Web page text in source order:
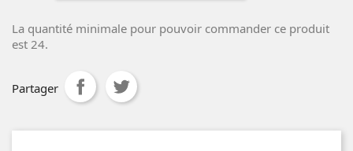
La quantité minimale pour pouvoir commander ce produit
est 24.
Partager